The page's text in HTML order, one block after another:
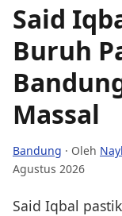
Said
Buruh
Massal
Bandung · Oleh
Agustus 2026
Said Iqbal